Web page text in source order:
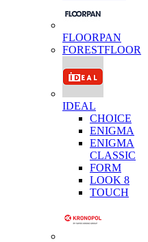
FLOORPAN
FORESTFLOOR
IDEAL
CHOICE
ENIGMA
ENIGMA
CLASSIC
FORM
LOOK 8
TOUCH